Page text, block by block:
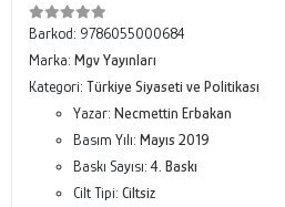
Barkod: 9786055000684
Marka: Mgv Yayınları
Kategori: Türkiye Siyaseti ve Politikası
Yazar: Necmettin Erbakan
Basım Yılı: Mayıs 2019
Baskı Sayısı:4. Baskı
Cilt Tipi: Ciltsiz